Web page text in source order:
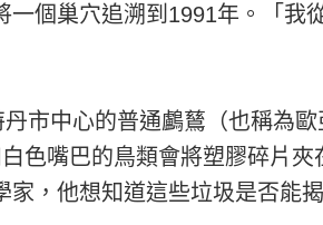
個巢穴追溯到1991年。「我
市中心的普通鸕鶿（也稱為
色嘴巴的鳥類會將塑膠碎片
，他想知道這些垃圾是否能